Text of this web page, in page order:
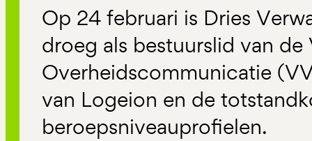
Op 24 februari is Dries
droeg als bestuurslid van
Overheidscommunicatie
van Logeion en de
beroepsniveauprofielen.